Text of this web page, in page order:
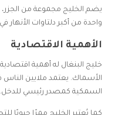
يضم الخليج مجموعة من الجزر،
واحدة من أكبر دلتاوات الأنهار
الأهمية الاقتصادية
خليج البنغال له أهمية
الأسماك. يعتمد ملايين الناس
السمكية كمصدر رئيسي للدخل.